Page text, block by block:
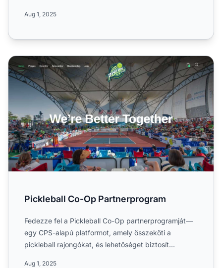
Aug 1, 2025
Pickleball Co-Op Partnerprogram
Pickleball Co-Op Partnerprogram
Fedezze fel a Pickleball Co-Op partnerprogramját—
egy CPS-alapú platformot, amely összeköti a
pickleball rajongókat, és lehetőséget biztosít
Aug 1, 2025